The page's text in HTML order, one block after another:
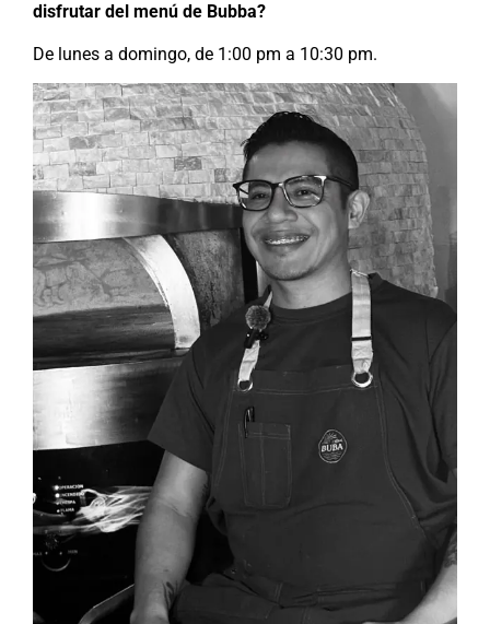
disfrutar del menú de Bubba?
De lunes a domingo, de 1:00 pm a 10:30 pm.